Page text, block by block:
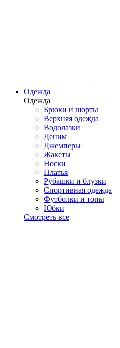
Одежда
Одежда
Брюки и шорты
Верхняя одежда
Водолазки
Деним
Джемперы
Жакеты
Носки
Платья
Рубашки и блузки
Спортивная одежда
Футболки и топы
Юбки
Смотреть все